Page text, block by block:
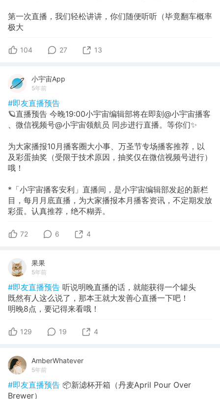
第一次直播，我们轻松讲讲，你们随便听听（毕竟翻车概率
极大
104 27 13
小宇宙App
5年前
#即友直播预告
🪐直播预告 今晚19:00小宇宙编辑部将在即刻@小宇宙播客
、微信视频号@小宇宙领航员 同步进行直播。等你们✨
为大家播报10月播客圈大小事、万圣节专场播客推荐，以
及彩蛋抽奖（受限于技术原因，抽奖仅在微信视频号进行）
哦！
*「小宇宙播客安利」直播间，是小宇宙编辑部发起的新栏
目，每月月底直播，为大家播报本月播客资讯，不定期发放
彩蛋。认真推荐，绝不糊弄。
72 6 4
果果
5年前
#即友直播预告 听说明晚直播的话，就能获得一个罐头
既然有人这么说了，那本王就大发善心直播一下吧！
明晚8点，要记得来看哦！
129 19 4
AmberWhatever
5年前
#即友直播预告 📦新滤杯开箱（丹麦April Pour Over
Brewer）